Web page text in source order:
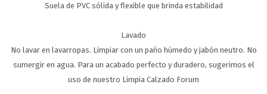
Suela de PVC sólida y flexible que brinda estabilidad
Lavado
No lavar en lavarropas. Limpiar con un paño húmedo y jabón neutro. No
sumergir en agua. Para un acabado perfecto y duradero, sugerimos el
uso de nuestro Limpia Calzado Forum